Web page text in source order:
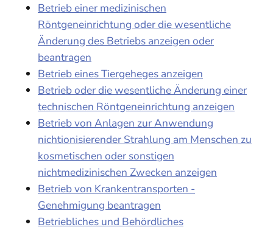
Betrieb einer medizinischen
Röntgeneinrichtung oder die wesentliche
Änderung des Betriebs anzeigen oder
beantragen
Betrieb eines Tiergeheges anzeigen
Betrieb oder die wesentliche Änderung einer
technischen Röntgeneinrichtung anzeigen
Betrieb von Anlagen zur Anwendung
nichtionisierender Strahlung am Menschen zu
kosmetischen oder sonstigen
nichtmedizinischen Zwecken anzeigen
Betrieb von Krankentransporten -
Genehmigung beantragen
Betriebliches und Behördliches